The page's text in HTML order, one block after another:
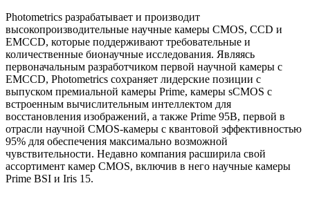
Photometrics разрабатывает и производит
высокопроизводительные научные камеры CMOS, CCD и
EMCCD, которые поддерживают требовательные и
количественные бионаучные исследования. Являясь
первоначальным разработчиком первой научной камеры с
EMCCD, Photometrics сохраняет лидерские позиции с
выпуском премиальной камеры Prime, камеры sCMOS с
встроенным вычислительным интеллектом для
восстановления изображений, а также Prime 95B, первой в
отрасли научной CMOS-камеры с квантовой эффективностью
95% для обеспечения максимально возможной
чувствительности. Недавно компания расширила свой
ассортимент камер CMOS, включив в него научные камеры
Prime BSI и Iris 15.